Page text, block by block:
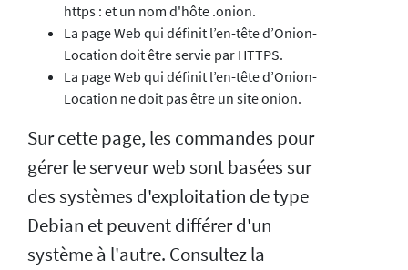
https : et un nom d'hôte .onion.
La page Web qui définit l’en-tête d’Onion-
Location doit être servie par HTTPS.
La page Web qui définit l’en-tête d’Onion-
Location ne doit pas être un site onion.
Sur cette page, les commandes pour
gérer le serveur web sont basées sur
des systèmes d'exploitation de type
Debian et peuvent différer d'un
système à l'autre. Consultez la